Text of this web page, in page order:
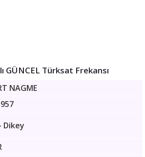
GÜNCEL Türksat Frekansı
NAGME
Dikey